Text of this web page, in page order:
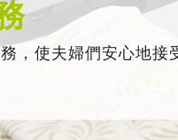
，使夫婦們安心地